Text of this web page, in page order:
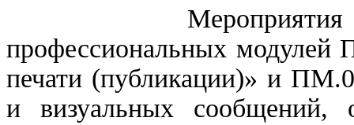
Мероприятия были
профессиональных модулей
печати (публикации)» и
и визуальных сообщений,